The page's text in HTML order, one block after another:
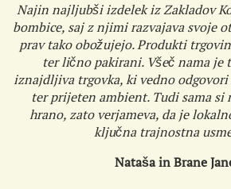
Najin najljubši izdelek iz Zakladov
bombice, saj z njimi razvajava svoje
prav tako obožujejo. Produkti
ter lično pakirani. Všeč nama
iznajdljiva trgovka, ki vedno
ter prijeten ambient. Tudi sama si
hrano, zato verjameva, da je
ključna trajnostna
Nataša in Brane